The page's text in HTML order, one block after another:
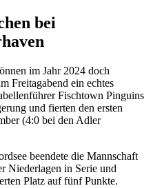
bei
im Jahr 2024 doch
Freitagabend ein echtes
Fischtown Pinguins
und fierten den ersten
(4:0 bei den Adler
beendete die Mannschaft
Niederlagen in Serie und
Platz auf fünf Punkte.